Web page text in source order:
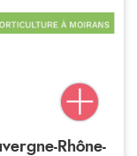
Rhône-